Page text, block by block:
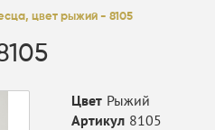
цвет рыжий - 8105
Цвет Рыжий
Артикул 8105